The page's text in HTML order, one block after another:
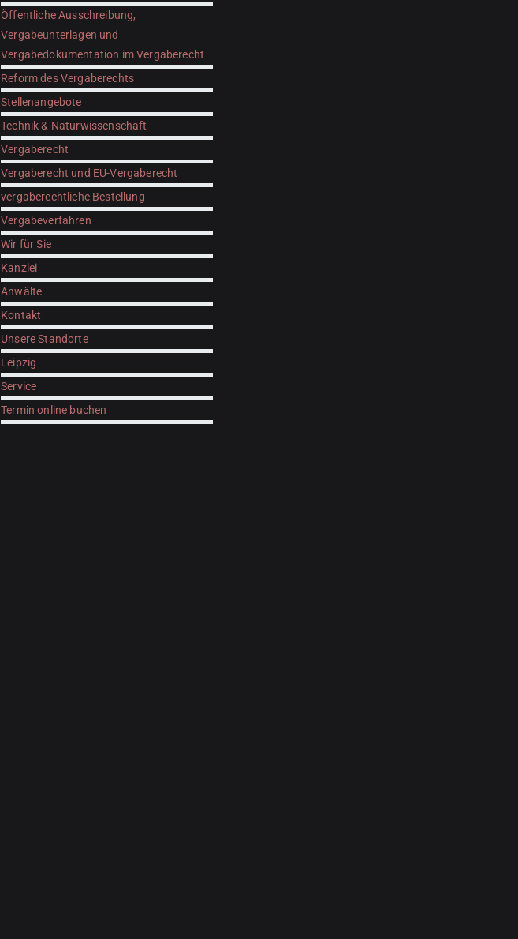
Öffentliche Ausschreibung,
Vergabeunterlagen und
Vergabedokumentation im Vergaberecht
Reform des Vergaberechts
Stellenangebote
Technik & Naturwissenschaft
Vergaberecht
Vergaberecht und EU-Vergaberecht
vergaberechtliche Bestellung
Vergabeverfahren
Wir für Sie
Kanzlei
Anwälte
Kontakt
Unsere Standorte
Leipzig
Service
Termin online buchen